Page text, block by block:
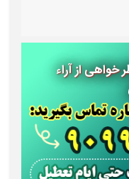
از آراء